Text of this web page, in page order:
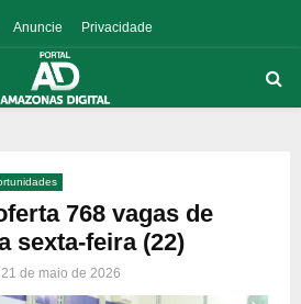
Anuncie Privacidade
768 vagas de
sexta-feira (22)
21 de maio de 2026